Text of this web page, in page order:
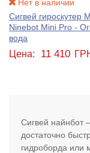
Нет в наличии
Сигвей гироскутер
Ninebot Mini Pro -
вода
Цена: 11 410
Сигвей найнбот
достаточно
гидроборда или